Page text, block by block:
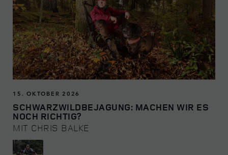
15. OKTOBER 2026
SCHWARZWILDBEJAGUNG: MACHEN WIR ES
NOCH RICHTIG?
MIT CHRIS BALKE